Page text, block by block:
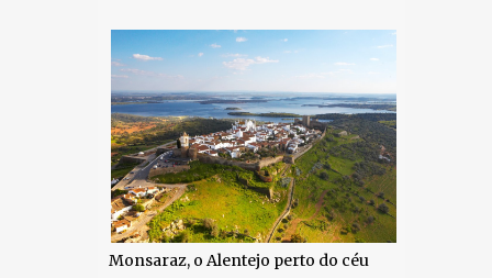
Monsaraz, o Alentejo perto do céu